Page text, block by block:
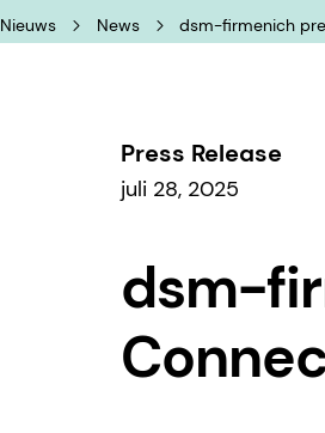
Nieuws News dsm-firmenich
Press Release
juli 28, 2025
dsm-